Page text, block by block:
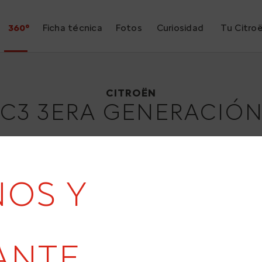
360° Ficha técnica Fotos Curiosidad Tu
Y
CITROËN
C3 3ERA GENERACIÓN